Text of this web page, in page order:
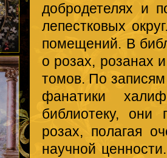
добродетелях и
лепестковых
помещений. В
о розах, розанах
томов. По записям
фанатики
библиотеку, они
розах, полагая
научной